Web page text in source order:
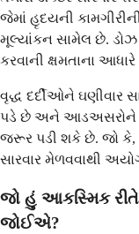
જેમાં હૃદયની
મૂલ્યાંકન સામેલ છે.
કરવાની ક્ષમતાના
વૃદ્ધ દર્દીઓને ઘણીવાર
પડે છે અને આડઅસરોને
જરૂર પડી શકે છે. જો
સારવાર મેળવવાથી
જો હું આકસ્મિક
જોઈએ?